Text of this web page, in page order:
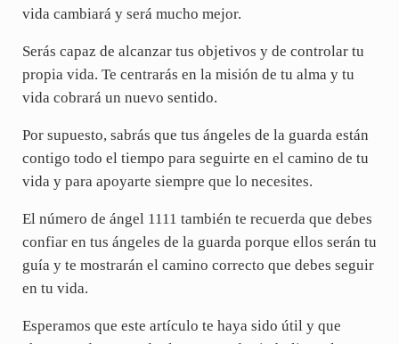
vida cambiará y será mucho mejor.
Serás capaz de alcanzar tus objetivos y de controlar tu
propia vida. Te centrarás en la misión de tu alma y tu
vida cobrará un nuevo sentido.
Por supuesto, sabrás que tus ángeles de la guarda están
contigo todo el tiempo para seguirte en el camino de tu
vida y para apoyarte siempre que lo necesites.
El número de ángel 1111 también te recuerda que debes
confiar en tus ángeles de la guarda porque ellos serán tu
guía y te mostrarán el camino correcto que debes seguir
en tu vida.
Esperamos que este artículo te haya sido útil y que